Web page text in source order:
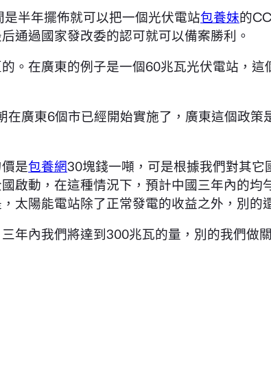
半年擺佈就可以把一個光伏電站包養妹的
通過國家發改委的認可就可以備案勝利。
。在廣東的例子是一個60兆瓦光伏電站，
廣東6個市已經開始實施了，廣東這個政
是包養網30塊錢一噸，可是根據我們對其
啟動，在這種情況下，預計中國三年內的
太陽能電站除了正常發電的收益之外，別的
年內我們將達到300兆瓦的量，別的我們做